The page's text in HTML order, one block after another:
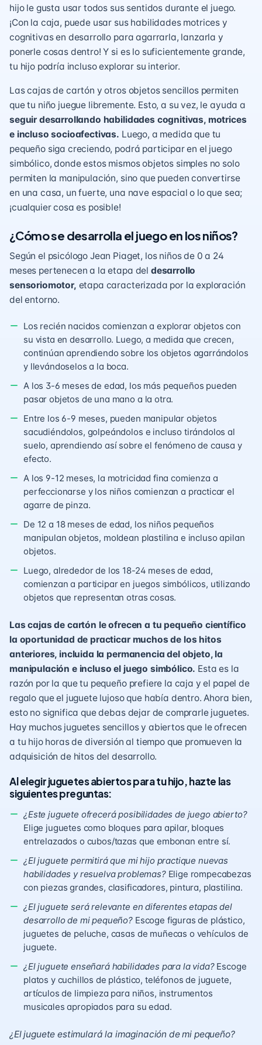
hijo le gusta usar todos sus sentidos durante el juego.
¡Con la caja, puede usar sus habilidades motrices y
cognitivasen desarrollo para agarrarla, lanzarla y
ponerle cosas dentro! Y si es lo suficientemente grande,
tu hijo podría incluso explorar su interior.
Las cajas de cartón y otros objetos sencillos permiten
que tu niño juegue libremente. Esto, a su vez, le ayuda a
seguir desarrollando habilidades cognitivas, motrices
e incluso socioafectivas. Luego, a medida que tu
pequeño siga creciendo, podrá participar en el juego
simbólico, donde estos mismos objetos simples no solo
permiten la manipulación, sino que pueden convertirse
en una casa, un fuerte, una nave espacial o lo que sea;
¡cualquier cosa es posible!
¿Cómo se desarrolla el juego en los niños?
Según el psicólogo Jean Piaget, los niños de 0 a 24
meses pertenecen a la etapa del desarrollo
sensoriomotor, etapa caracterizada por la exploración
del entorno.
Los recién nacidos comienzan a explorar objetos con
su vista en desarrollo. Luego, a medida que crecen,
continúan aprendiendo sobre los objetos agarrándolos
y llevándoselos a la boca.
A los 3-6 meses de edad, los más pequeños pueden
pasar objetos de una mano a la otra.
Entre los 6-9 meses, pueden manipular objetos
sacudiéndolos, golpeándolos e incluso tirándolos al
suelo, aprendiendo así sobre el fenómeno de causa y
efecto.
A los 9-12 meses, la motricidad fina comienza a
perfeccionarse y los niños comienzan a practicar el
agarre de pinza.
De 12 a 18 meses de edad, los niños pequeños
manipulan objetos, moldean plastilina e incluso apilan
objetos.
Luego, alrededor de los 18-24 meses de edad,
comienzan a participar en juegos simbólicos, utilizando
objetos que representan otras cosas.
Las cajas de cartón le ofrecen a tu pequeño científico
la oportunidad de practicar muchos de los hitos
anteriores, incluida la permanencia del objeto, la
manipulación e incluso el juego simbólico. Esta es la
razón por la que tu pequeño prefiere la caja y el papel de
regalo que el juguete lujoso que había dentro. Ahora bien,
esto no significa que debas dejar de comprarle juguetes.
Hay muchos juguetes sencillos y abiertos que le ofrecen
a tu hijo horas de diversión al tiempo que promueven la
adquisición de hitos del desarrollo.
Al elegir juguetes abiertos para tu hijo, hazte las
siguientes preguntas:
¿Este juguete ofrecerá posibilidades de juego abierto?
Elige juguetes como bloques para apilar, bloques
entrelazados o cubos/tazas que embonan entre sí.
¿El juguete permitirá que mi hijo practique nuevas
habilidades y resuelva problemas?Elige rompecabezas
con piezas grandes, clasificadores, pintura, plastilina.
¿El juguete será relevante en diferentes etapas del
desarrollo de mi pequeño? Escoge figuras de plástico,
juguetes de peluche, casas de muñecas o vehículos de
juguete.
¿El juguete enseñará habilidades para la vida?Escoge
platos y cuchillos de plástico, teléfonos de juguete,
artículos de limpieza para niños, instrumentos
musicales apropiados para su edad.
¿El juguete estimulará la imaginación de mi pequeño?